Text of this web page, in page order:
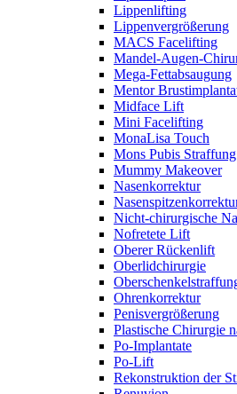
Lippenlifting
Lippenvergrößerung
MACS Facelifting
Mandel-Augen-
Mega-Fettabsaugung
Mentor
Midface Lift
Mini Facelifting
MonaLisa Touch
Mons Pubis Straffung
Mummy Makeover
Nasenkorrektur
Nicht-chirurgische
Nofretete Lift
Oberer Rückenlift
Oberlidchirurgie
Ohrenkorrektur
Penisvergrößerung
Plastische Chirurgie
Po-Implantate
Po-Lift
Rekonstruktion der